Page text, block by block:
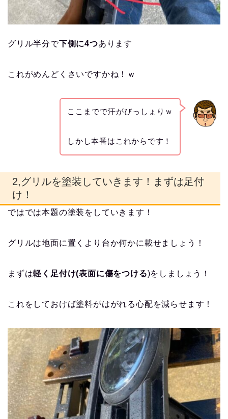
グリル半分で下側に4つあります
これがめんどくさいですかね！ｗ
ここまでで汗がびっしょりｗ
しかし本番はこれからです！
2,グリルを塗装していきます！まずは足付
け！
ではでは本題の塗装をしていきます！
グリルは地面に置くより台か何かに載せましょう！
まずは軽く足付け(表面に傷をつける)をしましょう！
これをしておけば塗料がはがれる心配を減らせます！